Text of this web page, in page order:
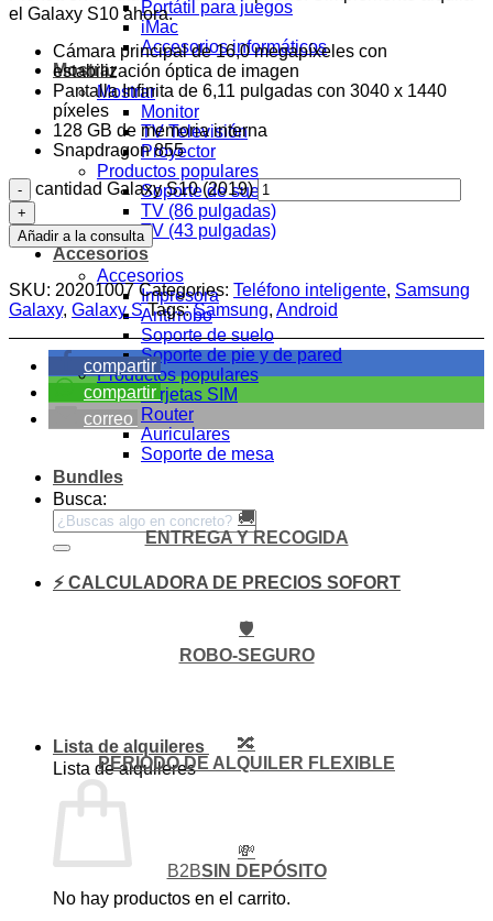
Portátil para juegos
iMac
Accesorios informáticos
Mostrar
Mostrar
Monitor
TV Televisión
Proyector
Productos populares
Soporte de suelo de 32 a 70 pulgadas
TV (86 pulgadas)
TV (43 pulgadas)
Accesorios
Accesorios
Impresora
Antirrobo
Soporte de suelo
Soporte de pie y de pared
Productos populares
Tarjetas SIM
Router
Auriculares
Soporte de mesa
Bundles
Busca:
⚡ CALCULADORA DE PRECIOS SOFORT
Lista de alquileres
Lista de alquileres
No hay productos en el carrito.
el Galaxy S10 ahora.
Cámara principal de 16,0 megapíxeles con
estabilización óptica de imagen
Pantalla Infinita de 6,11 pulgadas con 3040 x 1440
píxeles
128 GB de memoria interna
Snapdragon 855
cantidad Galaxy S10 (2019)
Añadir a la consulta
SKU: 20201007 Categories: Teléfono inteligente, Samsung
Galaxy, Galaxy S Tags:Samsung, Android
compartir
compartir
correo
🚚
ENTREGA Y RECOGIDA
🛡️
ROBO-SEGURO
🔀
PERIODO DE ALQUILER FLEXIBLE
💸
B2BSIN DEPÓSITO